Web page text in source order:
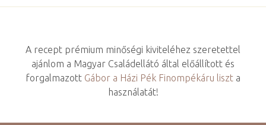
A recept prémium minőségi kiviteléhez szeretettel
ajánlom a Magyar Családellátó által előállított és
forgalmazott Gábor a Házi Pék Finompékáru liszt a
használatát!